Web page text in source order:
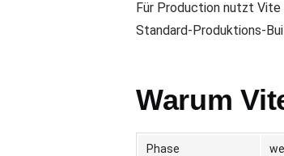
Für Production nutzt Vite
Standard-Produktions-
Warum
Phase